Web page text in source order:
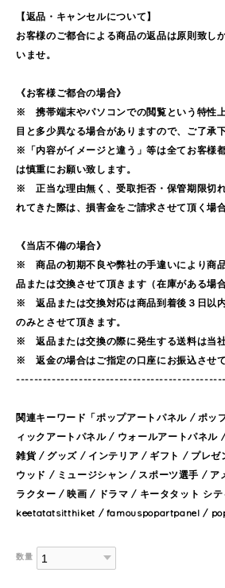
【返品・キャンセルについて】
お客様のご都合による商品の返品は原則致し
いませ。
《お客様ご都合の場合》
※ 携帯端末やパソコンでの閲覧という特性
目と多少異なる場合がありますので、ご了承下
※「内容がイメージと違う」等は全てお客様
は慎重にお願い致します。
※ 正当な理由無く、受取拒否・保管期限切
れてきた際は、損害金をご請求させて頂く場
《当店不備の場合》
※ 商品の初期不良や弊社の手違いにより商
品または交換させて頂きます（在庫がある場
※ 返品または交換対応は商品到着後３日以
のみとさせて頂きます。
※ 返品または交換の際に発生する送料は当社
※ 返金の場合はご指定の口座にお振込させて
関連キーワード「ポップアートパネル / ポッ
ィックアートパネル / ウォールアートパネ
雑貨 / グッズ / インテリア / ギフト / プレ
ウッド / ミュージシャン / スポーツ選手 / ア
ラクター / 映画 / ドラマ / キータタット シ
keetatatsitthiket / famouspopartpanel /
数量